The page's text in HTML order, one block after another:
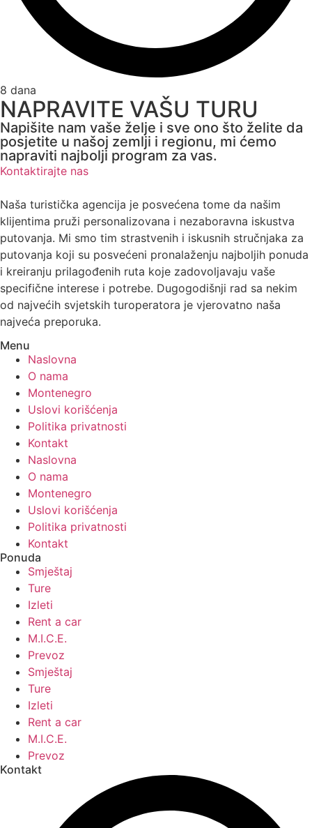
8 dana
NAPRAVITE VAŠU TURU
Napišite nam vaše želje i sve ono što želite da
posjetite u našoj zemlji i regionu, mi ćemo
napraviti najbolji program za vas.
Kontaktirajte nas
Naša turistička agencija je posvećena tome da našim
klijentima pruži personalizovana i nezaboravna iskustva
putovanja. Mi smo tim strastvenih i iskusnih stručnjaka za
putovanja koji su posvećeni pronalaženju najboljih ponuda
i kreiranju prilagođenih ruta koje zadovoljavaju vaše
specifične interese i potrebe. Dugogodišnji rad sa nekim
od najvećih svjetskih turoperatora je vjerovatno naša
najveća preporuka.
Menu
Naslovna
O nama
Montenegro
Uslovi korišćenja
Politika privatnosti
Kontakt
Naslovna
O nama
Montenegro
Uslovi korišćenja
Politika privatnosti
Kontakt
Ponuda
Smještaj
Ture
Izleti
Rent a car
M.I.C.E.
Prevoz
Smještaj
Ture
Izleti
Rent a car
M.I.C.E.
Prevoz
Kontakt